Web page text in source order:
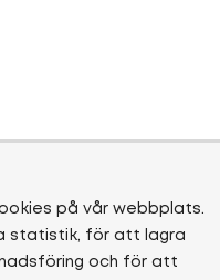
på vår webbplats.
statistik, för att lagra
och för att